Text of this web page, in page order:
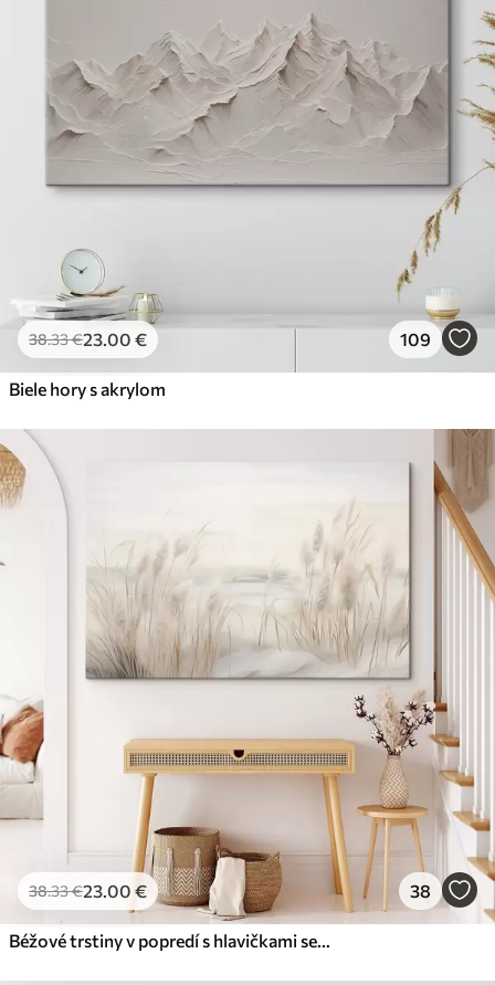
38.33€23.00 € 109
Biele hory s akrylom
38.33€23.00 € 38
Béžové trstiny v popredí s hlavičkami semien, mäkké a jemné , rozmazané pozadie a svetlá obloha